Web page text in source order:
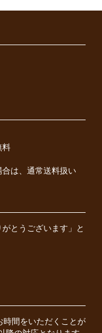
料
は、通常送料扱い
とうございます」と
時間をいただくことが